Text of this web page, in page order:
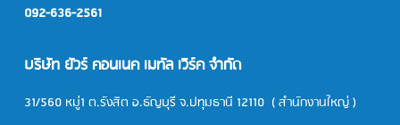
092-636-2561
บริษัท ยัวร์ คอนเนค เมทัล เวิร์ค จำกัด
31/560 หมู่1 ต.รังสิต อ.ธัญบุรี จ.ปทุมธานี 12110 ( สำนักงานใหญ่ )